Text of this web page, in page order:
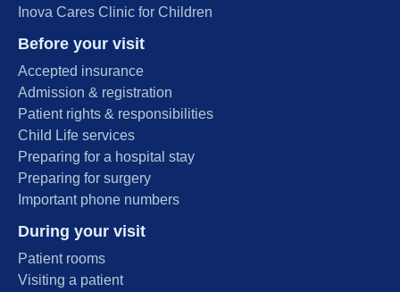
Inova Cares Clinic for Children
Before your visit
Accepted insurance
Admission & registration
Patient rights & responsibilities
Child Life services
Preparing for a hospital stay
Preparing for surgery
Important phone numbers
During your visit
Patient rooms
Visiting a patient